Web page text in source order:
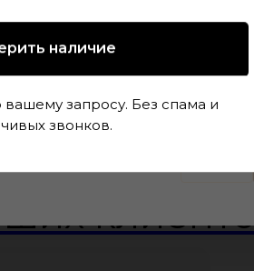
наличие
запросу. Без спама и
звонков.